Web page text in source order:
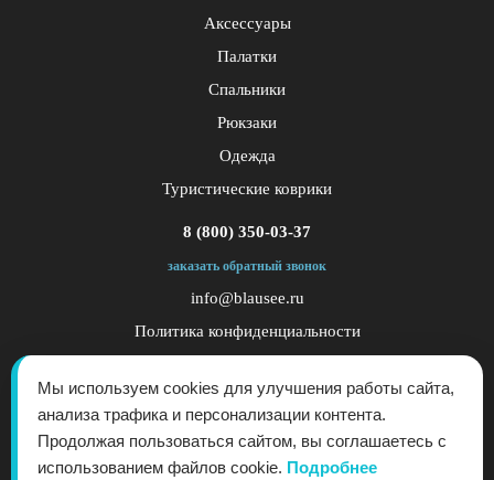
Аксессуары
Палатки
Спальники
Рюкзаки
Одежда
Туристические коврики
8 (800) 350-03-37
заказать обратный звонок
info@blausee.ru
Политика конфиденциальности
Мы используем cookies для улучшения работы сайта,
анализа трафика и персонализации контента.
Продолжая пользоваться сайтом, вы соглашаетесь с
использованием файлов cookie. Подробнее